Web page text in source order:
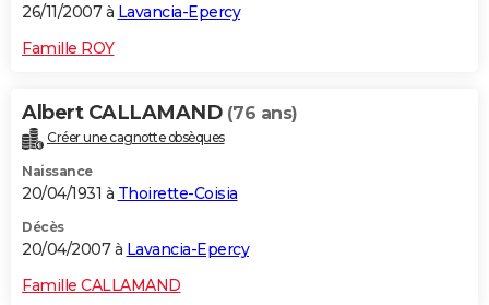
26/11/2007 à Lavancia-Epercy
Famille ROY
Albert CALLAMAND (76 ans)
Créer une cagnotte obsèques
Naissance
20/04/1931 à Thoirette-Coisia
Décès
20/04/2007 à Lavancia-Epercy
Famille CALLAMAND